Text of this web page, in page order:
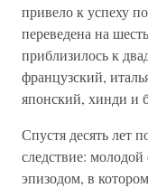
привело к успеху
переведена на
приблизилось к
французский,
японский, хинди и
Спустя десять лет
следствие:
эпизодом, в